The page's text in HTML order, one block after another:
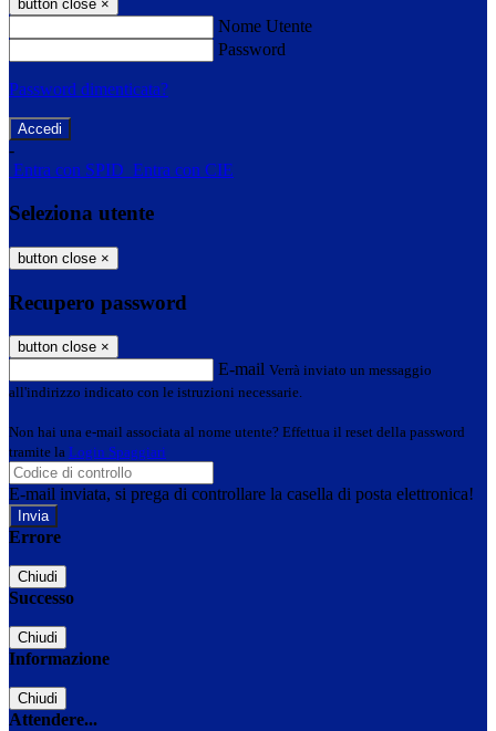
button close ×
Nome Utente
Password
Password dimenticata?
-
Entra con SPID Entra con CIE
Seleziona utente
button close ×
Recupero password
button close ×
E-mail Verrà inviato un messaggio
all'indirizzo indicato con le istruzioni necessarie.
Non hai una e-mail associata al nome utente? Effettua il reset della password
tramite la Login Spaggiari
E-mail inviata, si prega di controllare la casella di posta elettronica!
Errore
Chiudi
Successo
Chiudi
Informazione
Chiudi
Attendere...